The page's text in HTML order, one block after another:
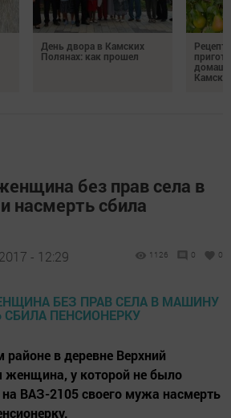
День двора в Камских
Полянах: как прошел
без прав села в
насмерть сбила
- 12:29 1126 0 0
в деревне Верхний
женщина, у которой не было
на ВАЗ-2105 своего мужа насмерть